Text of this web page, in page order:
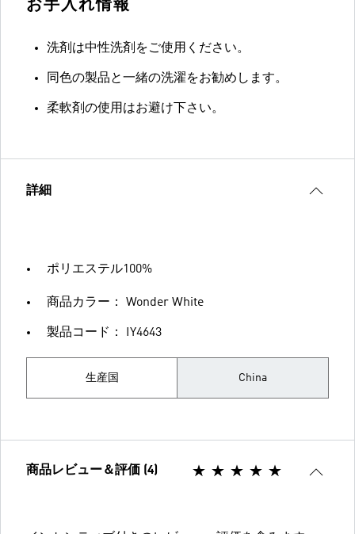
お手入れ情報
洗剤は中性洗剤をご使用ください。
同色の製品と一緒の洗濯をお勧めします。
柔軟剤の使用はお避け下さい。
詳細
ポリエステル100%
商品カラー： Wonder White
製品コード： IY4643
生産国 China
商品レビュー＆評価 (4)